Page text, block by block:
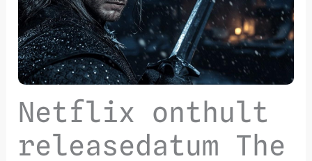
Netflix onthult
releasedatum The